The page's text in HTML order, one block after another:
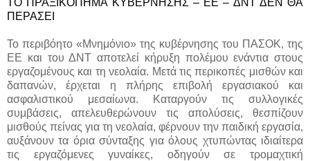
ΠΕΡΑΣΕΙ
Το περιβόητο «Μνημόνιο» της κυβέρνησης του ΠΑΣΟΚ, της
ΕΕ και του ΔΝΤ αποτελεί κήρυξη πολέμου ενάντια στους
εργαζομένους και τη νεολαία. Μετά τις περικοπές μισθών και
δαπανών, έρχεται η πλήρης επιβολή εργασιακού και
ασφαλιστικού μεσαίωνα. Καταργούν τις συλλογικές
συμβάσεις, απελευθερώνουν τις απολύσεις, θεσπίζουν
μισθούς πείνας για τη νεολαία, φέρνουν την παιδική εργασία,
αυξάνουν τα όρια σύνταξης για όλους χτυπώντας ιδιαίτερα
τις εργαζόμενες γυναίκες, οδηγούν σε τρομαχτική